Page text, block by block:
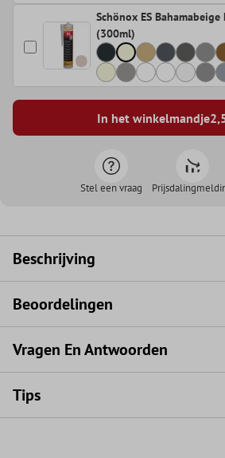
Schönox ES
(300ml)
In het winkelmandje
Stel een vraag
Beschrijving
Beoordelingen
Vragen En Antwoorden
Tips